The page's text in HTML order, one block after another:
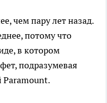
чем пару лет назад.
потому что
в котором
подразумевая
Paramount.